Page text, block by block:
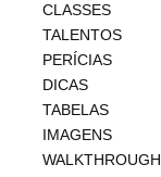
CLASSES
TALENTOS
PERÍCIAS
DICAS
TABELAS
IMAGENS
WALKTHROUGH